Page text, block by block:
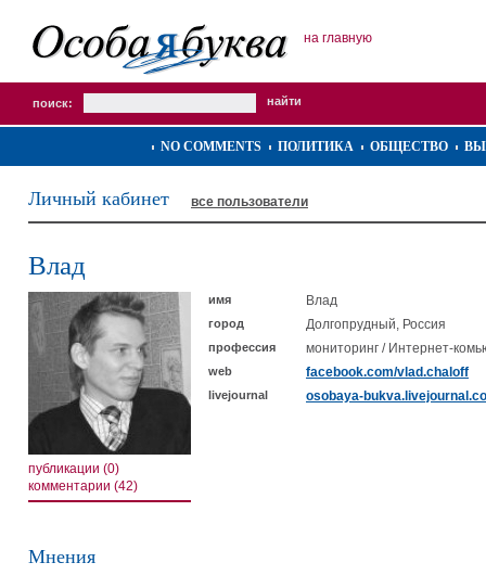
на главную
поиск:
NO COMMENTS ПОЛИТИКА ОБЩЕСТВО
Личный кабинет все пользователи
Влад
публикации (0)
комментарии (42)
имя Влад
город Долгопрудный, Россия
профессия мониторинг / Интернет-
web facebook.com/vlad.chaloff
livejournal osobaya-
Мнения